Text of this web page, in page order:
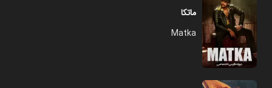
ماتکا
Matka